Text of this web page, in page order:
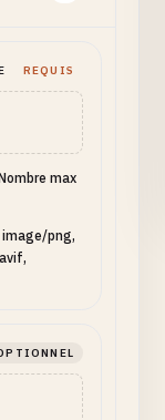
REQUIS
max
image/png,